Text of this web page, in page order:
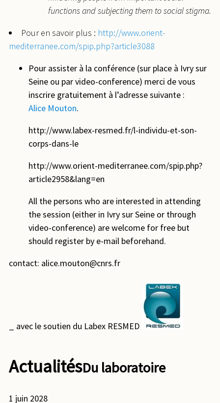
functions and subjecting them to social stigma.
Pour en savoir plus : http://www.orient-
mediterranee.com/spip.php?article3088
Pour assister à la conférence (sur place à Ivry sur
Seine ou par video-conference) merci de vous
inscrire gratuitement à l’adresse suivante :
Alice Mouton.
http://www.labex-resmed.fr/l-individu-et-son-
corps-dans-le
http://www.orient-mediterranee.com/spip.php?
article2958&lang=en
All the persons who are interested in attending
the session (either in Ivry sur Seine or through
video-conference) are welcome for free but
should register by e-mail beforehand.
contact: alice.mouton@cnrs.fr
_ avec le soutien du Labex RESMED
ActualitésDu laboratoire
1 juin 2028